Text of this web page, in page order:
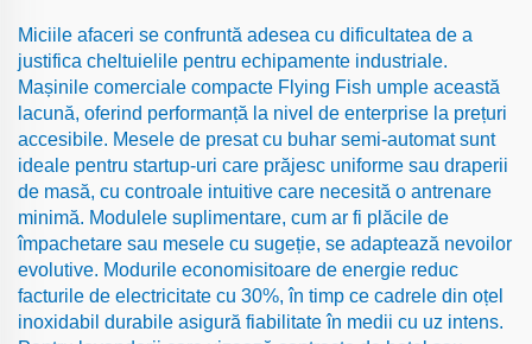
Miciile afaceri se confruntă adesea cu dificultatea de a
justifica cheltuielile pentru echipamente industriale.
Mașinile comerciale compacte Flying Fish umple această
lacună, oferind performanță la nivel de enterprise la prețuri
accesibile. Mesele de presat cu buhar semi-automat sunt
ideale pentru startup-uri care prăjesc uniforme sau draperii
de masă, cu controale intuitive care necesită o antrenare
minimă. Modulele suplimentare, cum ar fi plăcile de
împachetare sau mesele cu sugeție, se adaptează nevoilor
evolutive. Modurile economisitoare de energie reduc
facturile de electricitate cu 30%, în timp ce cadrele din oțel
inoxidabil durabile asigură fiabilitate în medii cu uz intens.